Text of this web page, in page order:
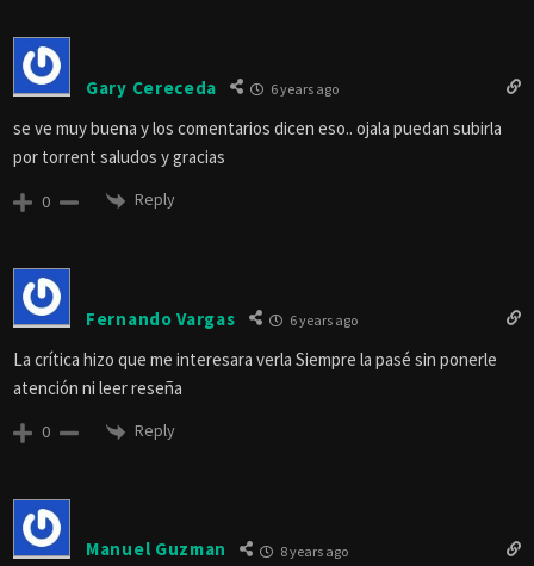
Gary Cereceda 6 years ago
se ve muy buena y los comentarios dicen eso.. ojala puedan subirla
por torrent saludos y gracias
0 Reply
Fernando Vargas 6 years ago
La crítica hizo que me interesara verla Siempre la pasé sin ponerle
atención ni leer reseña
0 Reply
Manuel Guzman 8 years ago